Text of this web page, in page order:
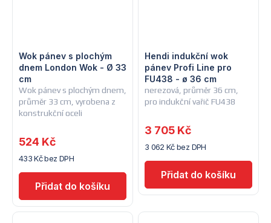
Wok pánev s plochým dnem,
průměr 33 cm, vyrobena z
konstrukční oceli
Wok pánev s plochým
dnem London Wok - Ø 33
cm
433 Kč bez DPH
524 Kč
nerezová, průměr 36 cm,
pro indukční vařič FU438
Hendi indukční wok
pánev Profi Line pro
FU438 - ø 36 cm
3 062 Kč bez DPH
3 705 Kč